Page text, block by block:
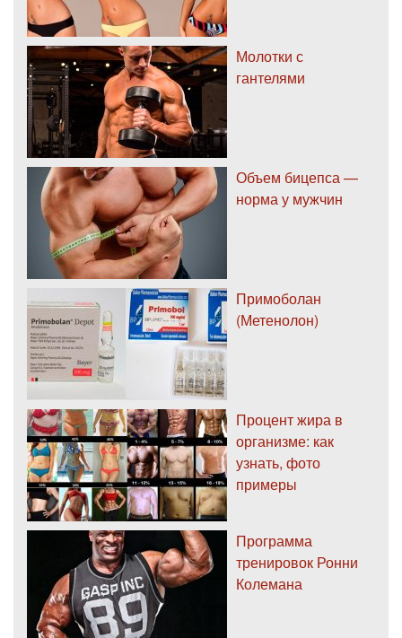
Молотки с
гантелями
Объем бицепса —
норма у мужчин
Примоболан
(Метенолон)
Процент жира в
организме: как
узнать, фото
примеры
Программа
тренировок Ронни
Колемана